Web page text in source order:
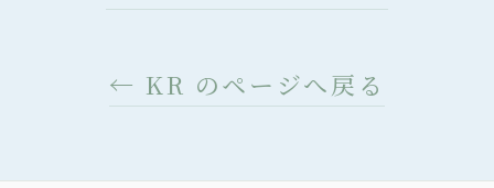
← KR のページへ戻る